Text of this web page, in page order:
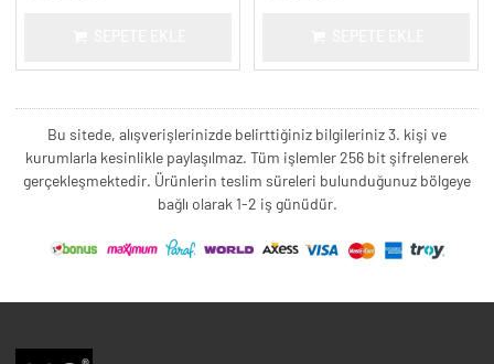
Bu sitede, alışverişlerinizde belirttiğiniz bilgileriniz 3. kişi ve
kurumlarla kesinlikle paylaşılmaz. Tüm işlemler 256 bit şifrelenerek
gerçekleşmektedir. Ürünlerin teslim süreleri bulunduğunuz bölgeye
bağlı olarak 1-2 iş günüdür.